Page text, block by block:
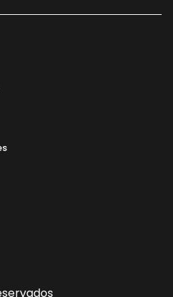
Igualmente puede dirigirse a